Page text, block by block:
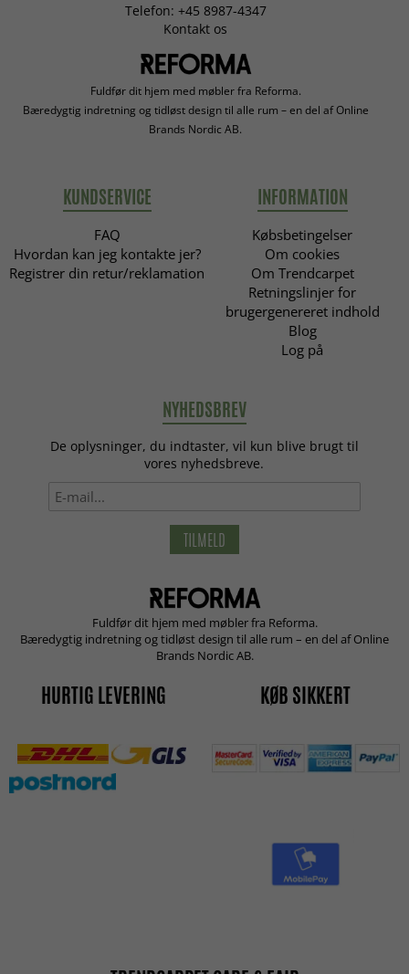
Telefon: +45 8987-4347
Kontakt os
Fuldfør dit hjem med møbler fra Reforma.
Bæredygtig indretning og tidløst design til alle rum – en del af Online
Brands Nordic AB.
KUNDSERVICE
FAQ
Hvordan kan jeg kontakte jer?
Registrer din retur/reklamation
INFORMATION
Købsbetingelser
Om cookies
Om Trendcarpet
Retningslinjer for
brugergenereret indhold
Blog
Log på
NYHEDSBREV
De oplysninger, du indtaster, vil kun blive brugt til
vores nyhedsbreve.
TILMELD
Fuldfør dit hjem med møbler fra Reforma.
Bæredygtig indretning og tidløst design til alle rum – en del af Online
Brands Nordic AB.
HURTIG LEVERING KØB SIKKERT